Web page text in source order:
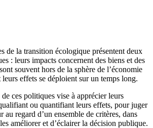
de la transition écologique présentent deux
: leurs impacts concernent des biens et des
souvent hors de la sphère de l’économie
leurs effets se déploient sur un temps long.
ces politiques vise à apprécier leurs
ou quantifiant leurs effets, pour juger
au regard d’un ensemble de critères, dans
améliorer et d’éclairer la décision publique.